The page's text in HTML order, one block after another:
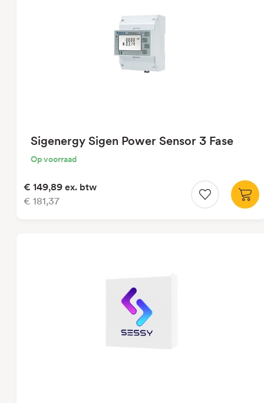
Sigenergy Sigen Power Sensor 3 Fase
Op voorraad
€ 149,89 ex. btw
€ 181,37